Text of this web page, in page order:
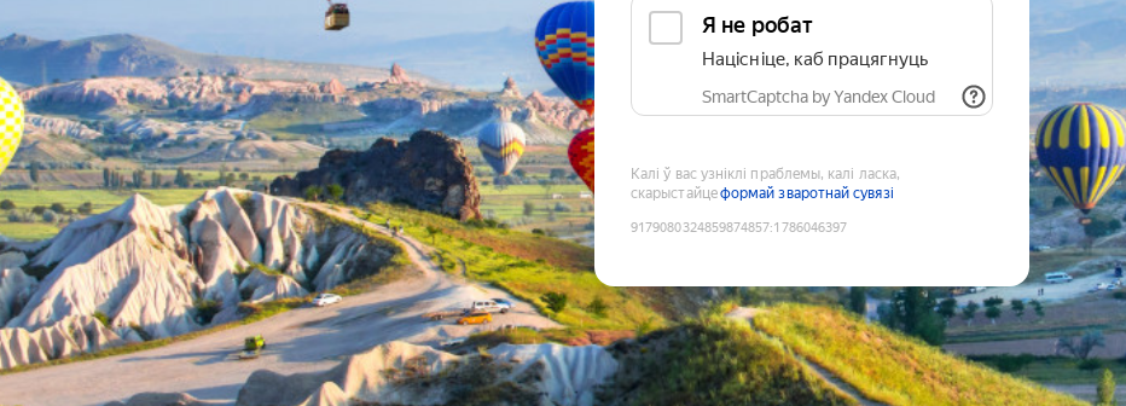
Я не робат
Націсніце, каб працягнуць
SmartCaptcha by Yandex Cloud
Калі ў вас узніклі праблемы, калі ласка,
скарыстайцеформай зваротнай сувязі
9179080324859874857:1786046397